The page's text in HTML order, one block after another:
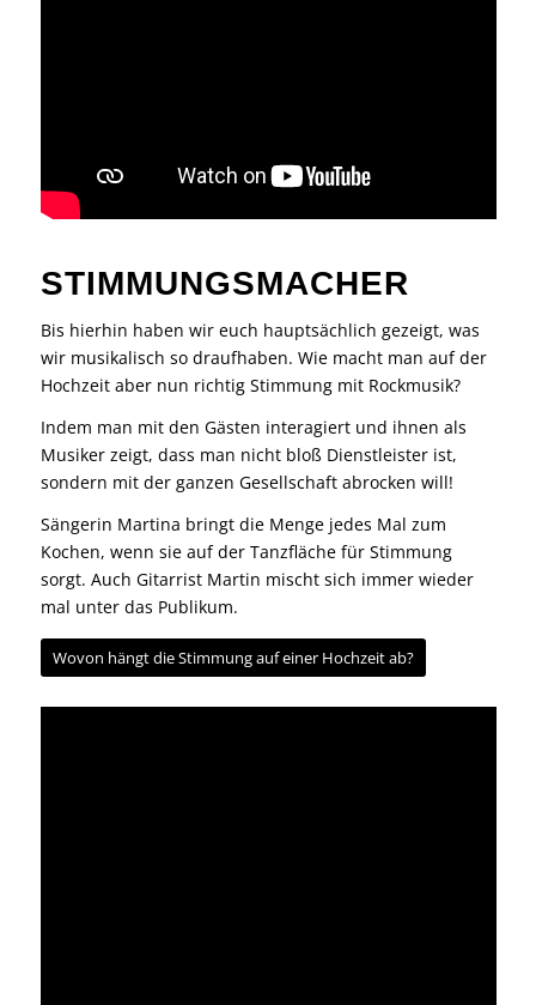
STIMMUNGSMACHER
Bis hierhin haben wir euch hauptsächlich gezeigt, was
wir musikalisch so draufhaben. Wie macht man auf der
Hochzeit aber nun richtig Stimmung mit Rockmusik?
Indem man mit den Gästen interagiert und ihnen als
Musiker zeigt, dass man nicht bloß Dienstleister ist,
sondern mit der ganzen Gesellschaft abrocken will!
Sängerin Martina bringt die Menge jedes Mal zum
Kochen, wenn sie auf der Tanzfläche für Stimmung
sorgt. Auch Gitarrist Martin mischt sich immer wieder
mal unter das Publikum.
Wovon hängt die Stimmung auf einer Hochzeit ab?